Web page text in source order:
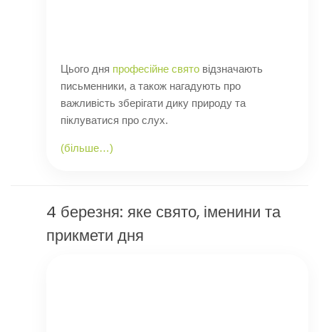
Цього дня професійне свято відзначають
письменники, а також нагадують про
важливість зберігати дику природу та
піклуватися про слух.
(більше…)
4 березня: яке свято, іменини та
прикмети дня